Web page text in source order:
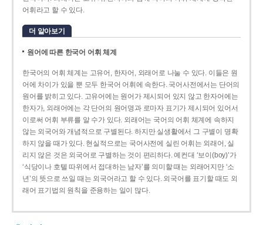
어휘라고 할 수 있다.
더 알아보기
원어에 따른 한국어 어휘 체계
한국어의 어휘 체계는 고유어, 한자어, 외래어로 나눌 수 있다. 이들은 원
어에 차이가 있을 뿐 모두 한국어 어휘에 속한다. 국어사전에서는 단어의
원어를 밝히고 있다. 고유어에는 원어가 제시되어 있지 않고 한자어에는
한자가, 외래어에는 각 단어의 원어명과 로마자 표기가 제시되어 있어서
이로써 어휘 부류를 알 수가 있다. 외래어는 국어의 어휘 체계에 속하지
않는 외국어와 개념적으로 구별된다. 하지만 실생활에서 그 구별이 명확
하지 않을 때가 있다. 현실적으로는 국어사전에 실린 어휘는 외래어, 실
리지 않은 것은 외국어로 구별하는 것이 편리하다. 예컨대 ‘보이(boy)’가
‘식당이나 호텔 따위에서 접대하는 남자’를 의미할 때는 외래어지만 ‘소
년’의 뜻으로 쓰일 때는 외국어라고 할 수 있다. 외국어를 표기할 때도 외
래어 표기법의 원칙을 준용하는 일이 많다.